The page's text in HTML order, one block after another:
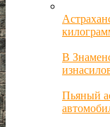
В
Пьяный